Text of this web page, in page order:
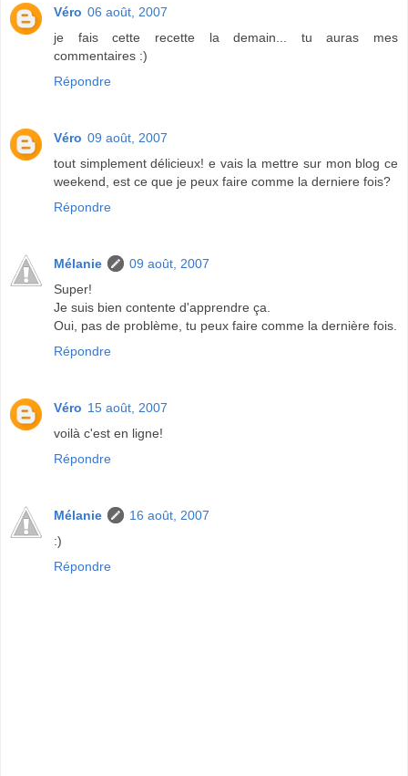
Véro 06 août, 2007
je fais cette recette la demain... tu auras mes
commentaires :)
Répondre
Véro 09 août, 2007
tout simplement délicieux! e vais la mettre sur mon blog ce
weekend, est ce que je peux faire comme la derniere fois?
Répondre
Mélanie
09 août, 2007
Super!
Je suis bien contente d'apprendre ça.
Oui, pas de problème, tu peux faire comme la dernière fois.
Répondre
Véro 15 août, 2007
voilà c'est en ligne!
Répondre
Mélanie
16 août, 2007
:)
Répondre